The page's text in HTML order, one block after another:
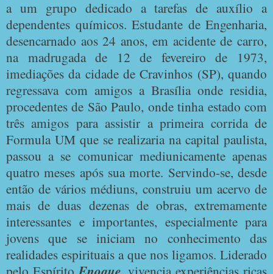
a um grupo dedicado a tarefas de auxílio a
dependentes químicos. Estudante de Engenharia,
desencarnado aos 24 anos, em acidente de carro,
na madrugada de 12 de fevereiro de 1973,
imediações da cidade de Cravinhos (SP), quando
regressava com amigos a Brasília onde residia,
procedentes de São Paulo, onde tinha estado com
três amigos para assistir a primeira corrida de
Formula UM que se realizaria na capital paulista,
passou a se comunicar mediunicamente apenas
quatro meses após sua morte. Servindo-se, desde
então de vários médiuns, construiu um acervo de
mais de duas dezenas de obras, extremamente
interessantes e importantes, especialmente para
jovens que se iniciam no conhecimento das
realidades espirituais a que nos ligamos. Liderado